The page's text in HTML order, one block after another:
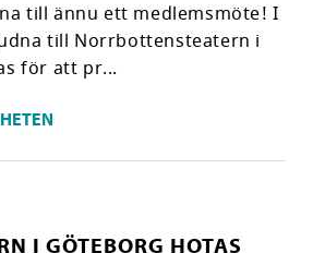
till ännu ett medlemsmöte! I
till Norrbottensteatern i
för att pr...
I GÖTEBORG HOTAS